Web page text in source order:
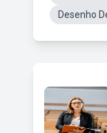
Desenho